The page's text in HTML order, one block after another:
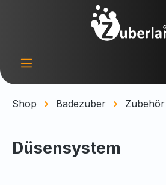
Zum Hauptinhalt springen
Shop Badezuber Zubehör
Düsensystem